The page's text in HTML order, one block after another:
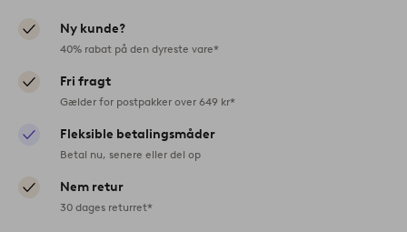
Ny kunde?
40% rabat på den dyreste vare*
Fri fragt
Gælder for postpakker over 649 kr*
Fleksible betalingsmåder
Betal nu, senere eller del op
Nem retur
30 dages returret*